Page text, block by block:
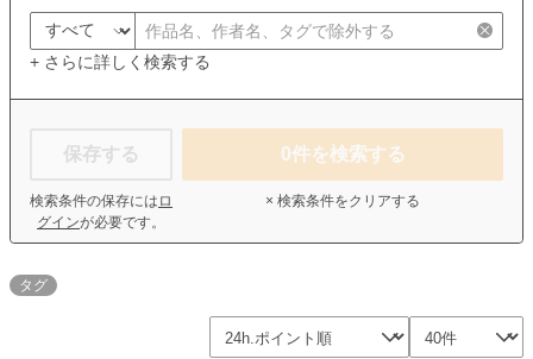
+ さらに詳しく検索する
保存する
検索条件の保存には ロ
グインが必要です。
0件を検索する
× 検索条件をクリアする
タグ